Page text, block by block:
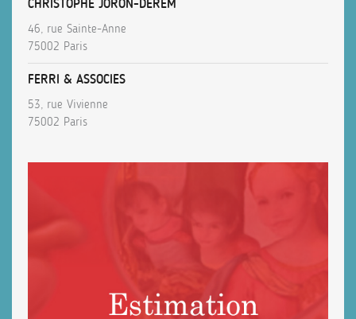
CHRISTOPHE JORON-DEREM
46, rue Sainte-Anne
75002 Paris
FERRI & ASSOCIES
53, rue Vivienne
75002 Paris